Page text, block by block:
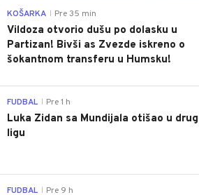
KOŠARKA Pre 35 min
Vildoza otvorio dušu po dolasku u
Partizan! Bivši as Zvezde iskreno o
šokantnom transferu u Humsku!
FUDBAL Pre 1 h
Luka Zidan sa Mundijala otišao u
ligu
FUDBAL Pre 9 h